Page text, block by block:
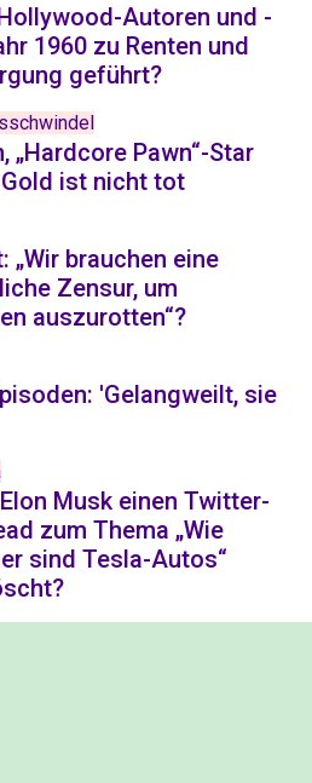
Autoren und -
1960 zu Renten und
geführt?
„Hardcore Pawn“-Star
ist nicht tot
„Wir brauchen eine
Zensur, um
auszurotten“?
'Gelangweilt, sie
Musk einen Twitter-
zum Thema „Wie
sind Tesla-Autos“